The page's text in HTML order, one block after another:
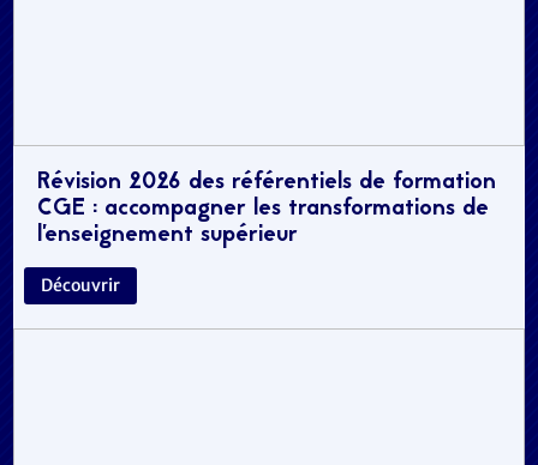
Révision 2026 des référentiels de formation
CGE : accompagner les transformations de
l’enseignement supérieur
Découvrir